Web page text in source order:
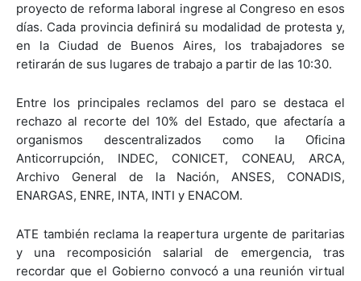
proyecto de reforma laboral ingrese al Congreso en esos
días. Cada provincia definirá su modalidad de protesta y,
en la Ciudad de Buenos Aires, los trabajadores se
retirarán de sus lugares de trabajo a partir de las 10:30.
Entre los principales reclamos del paro se destaca el
rechazo al recorte del 10% del Estado, que afectaría a
organismos descentralizados como la Oficina
Anticorrupción, INDEC, CONICET, CONEAU, ARCA,
Archivo General de la Nación, ANSES, CONADIS,
ENARGAS, ENRE, INTA, INTI y ENACOM.
ATE también reclama la reapertura urgente de paritarias
y una recomposición salarial de emergencia, tras
recordar que el Gobierno convocó a una reunión virtual